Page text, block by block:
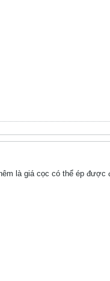
là giá cọc có thể ép được